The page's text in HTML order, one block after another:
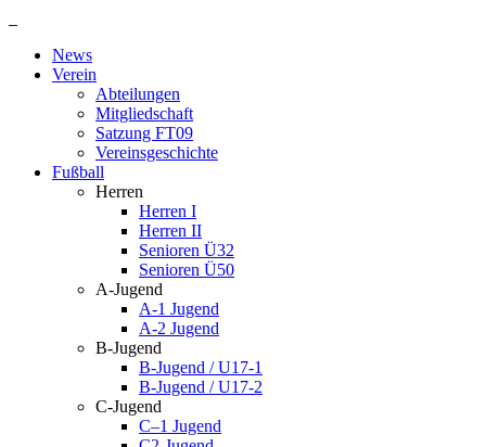
springenNews
Verein
Abteilungen
Mitgliedschaft
Satzung FT09
Vereinsgeschichte
Fußball
Herren
Herren I
Herren II
Senioren Ü32
Senioren Ü50
A-Jugend
A-1 Jugend
A-2 Jugend
B-Jugend
B-Jugend / U17-1
B-Jugend / U17-2
C-Jugend
C–1 Jugend